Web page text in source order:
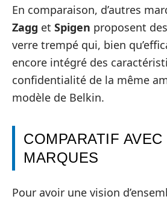
En comparaison, d’autres
Zagg et Spigen proposent
verre trempé qui, bien
encore intégré des
confidentialité de la même
modèle de Belkin.
COMPARATIF AVEC
MARQUES
Pour avoir une vision